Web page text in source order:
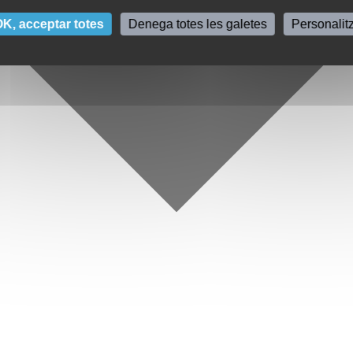
acceptar totes Denega totes les galetes